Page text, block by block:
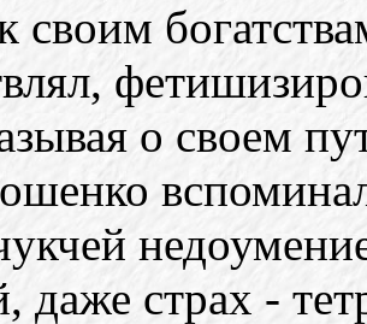
своим
о своем
даже страх -